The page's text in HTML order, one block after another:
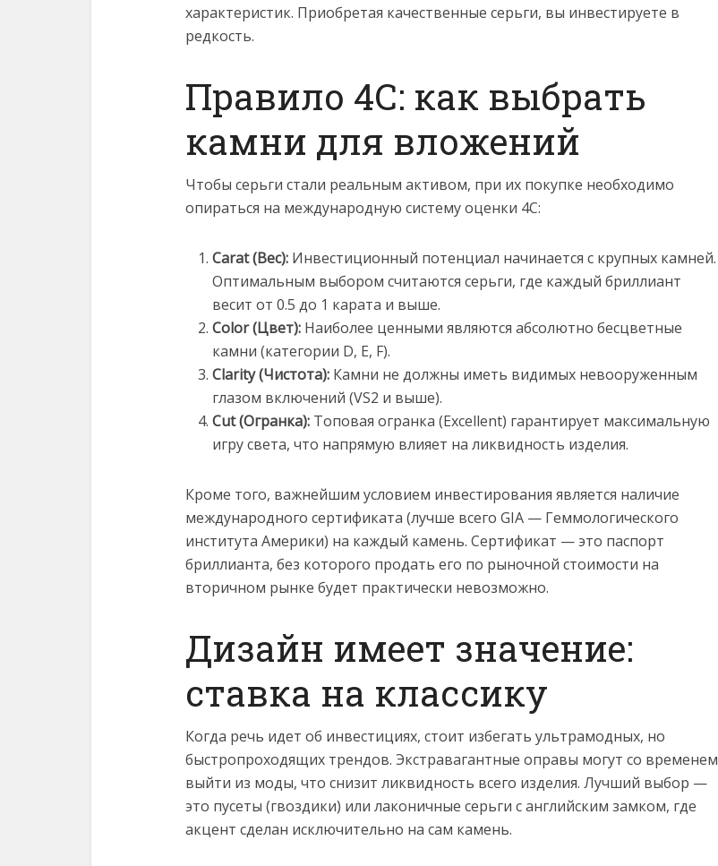
характеристик. Приобретая качественные серьги, вы инвестируете в
редкость.
Правило 4C: как выбрать
камни для вложений
Чтобы серьги стали реальным активом, при их покупке необходимо
опираться на международную систему оценки 4C:
Carat (Вес): Инвестиционный потенциал начинается с крупных камней.
Оптимальным выбором считаются серьги, где каждый бриллиант
весит от 0.5 до 1 карата и выше.
Color (Цвет): Наиболее ценными являются абсолютно бесцветные
камни (категории D, E, F).
Clarity (Чистота): Камни не должны иметь видимых невооруженным
глазом включений (VS2 и выше).
Cut (Огранка): Топовая огранка (Excellent) гарантирует максимальную
игру света, что напрямую влияет на ликвидность изделия.
Кроме того, важнейшим условием инвестирования является наличие
международного сертификата (лучше всего GIA — Геммологического
института Америки) на каждый камень. Сертификат — это паспорт
бриллианта, без которого продать его по рыночной стоимости на
вторичном рынке будет практически невозможно.
Дизайн имеет значение:
ставка на классику
Когда речь идет об инвестициях, стоит избегать ультрамодных, но
быстропроходящих трендов. Экстравагантные оправы могут со временем
выйти из моды, что снизит ликвидность всего изделия. Лучший выбор —
это пусеты (гвоздики) или лаконичные серьги с английским замком, где
акцент сделан исключительно на сам камень.